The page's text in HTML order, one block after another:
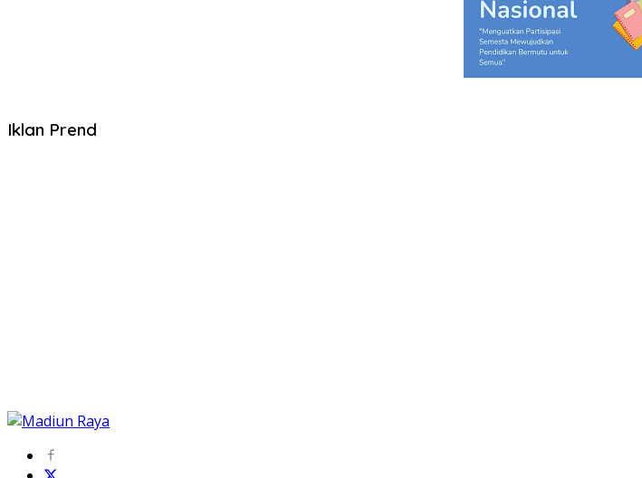
Iklan Prend